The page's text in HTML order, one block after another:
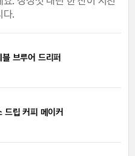
다.
브루어 드리퍼
드립 커피 메이커